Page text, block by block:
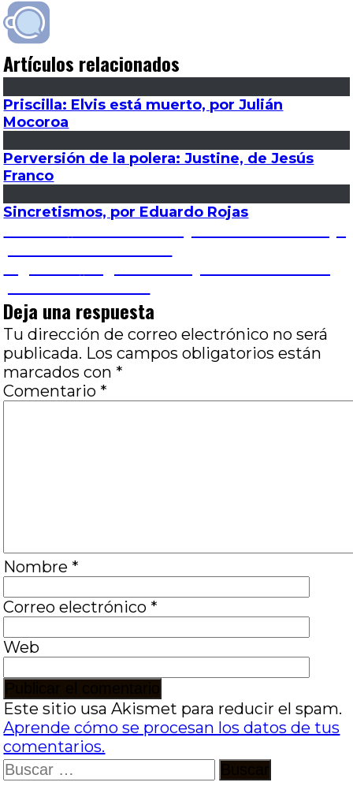
Artículos relacionados
Priscilla: Elvis está muerto, por Julián
Mocoroa
Perversión de la polera: Justine, de Jesús
Franco
Sincretismos, por Eduardo Rojas
Navegación
de
entradas
Deja una respuesta
Tu dirección de correo electrónico no será
publicada. Los campos obligatorios están
marcados con *
Comentario *
Nombre *
Correo electrónico *
Web
Este sitio usa Akismet para reducir el spam.
Aprende cómo se procesan los datos de tus
comentarios.
Buscar: